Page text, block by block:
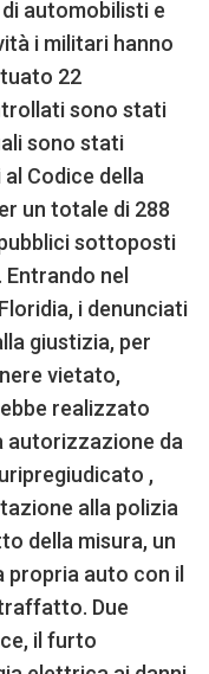
automobilisti e
i militari hanno
22
sono stati
sono stati
Codice della
un totale di 288
sottoposti
nel
i denunciati
giustizia, per
vietato,
realizzato
autorizzazione da
,
alla polizia
della misura, un
propria auto con il
Due
il furto